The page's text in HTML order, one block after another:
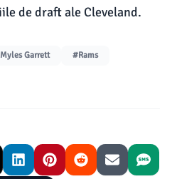
de draft ale Cleveland.
Garrett
#Rams